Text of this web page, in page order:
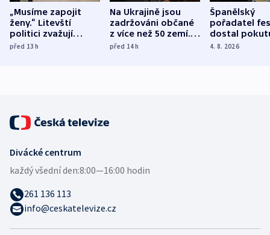
„Musíme zapojit
ženy.“ Litevští
politici zvažují
dohodu o
před 13h
Na Ukrajině jsou
zadržováni občané
z více než 50 zemí.
Bojovali na straně
před 14h
Španělský
pořadatel
dostal
nekalé
4. 8. 2026
Divácké centrum
každý všední den:8:00—16:00 hodin
261 136 113
info@ceskatelevize.cz